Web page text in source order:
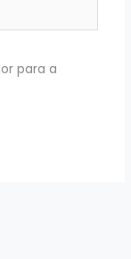
para a